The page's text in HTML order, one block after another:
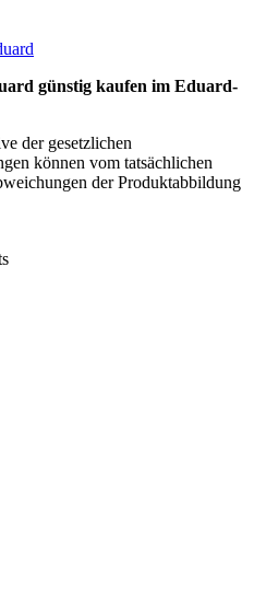
günstig kaufen im Eduard-
der gesetzlichen
können vom tatsächlichen
der Produktabbildung